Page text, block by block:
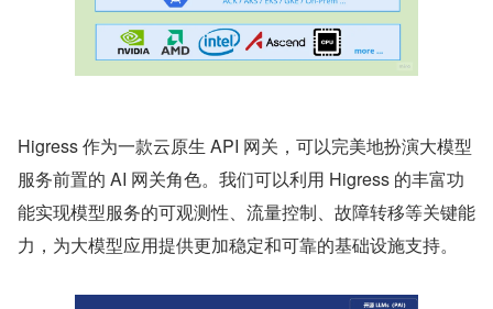
Higress 作为一款云原生 API 网关，可以完美地扮演大模型
服务前置的 AI 网关角色。我们可以利用 Higress 的丰富功
能实现模型服务的可观测性、流量控制、故障转移等关键能
力，为大模型应用提供更加稳定和可靠的基础设施支持。